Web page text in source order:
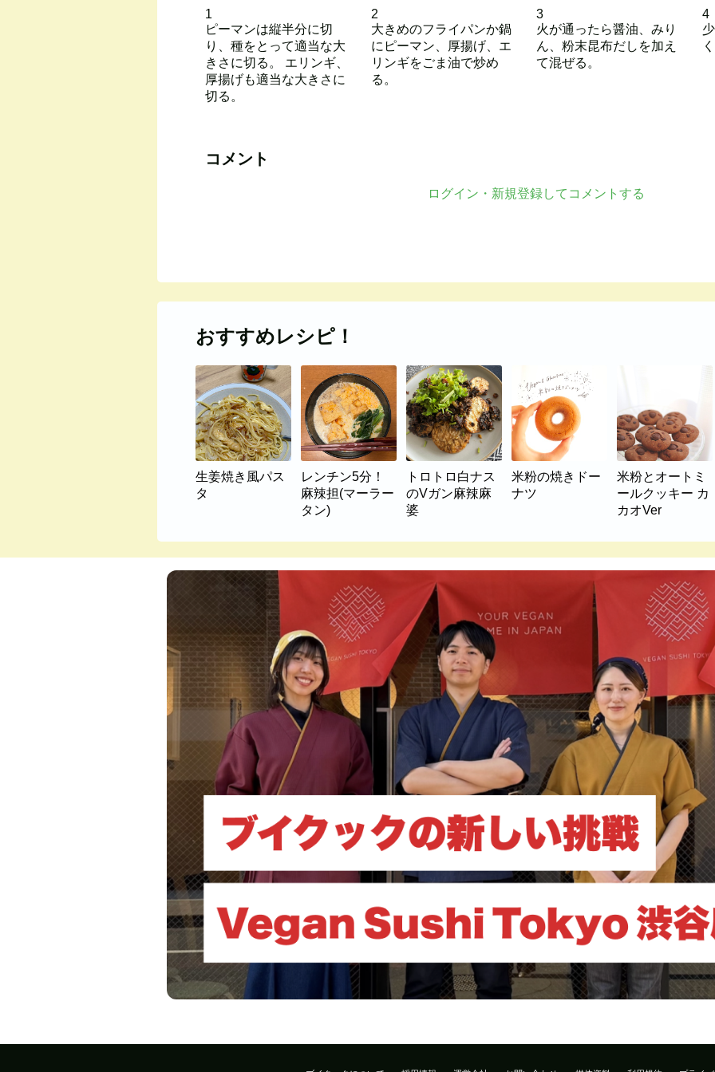
1
ピーマンは縦半分に切
り、種をとって適当な大
きさに切る。 エリンギ、
厚揚げも適当な大きさに
切る。
2
大きめのフライパンか鍋
にピーマン、厚揚げ、エ
リンギをごま油で炒め
る。
3
火が通ったら醤油、みり
ん、粉末昆布だしを加え
て混ぜる。
4
コメント
ログイン・新規登録してコメントする
おすすめレシピ！
生姜焼き風パス
タ
レンチン5分！
麻辣担(マーラー
タン)
トロトロ白ナス
のVガン麻辣麻
婆
米粉の焼きドー
ナツ
米粉とオートミ
ールクッキー カ
カオVer